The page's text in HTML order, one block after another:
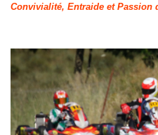
Convivialité, Entraide et Passion